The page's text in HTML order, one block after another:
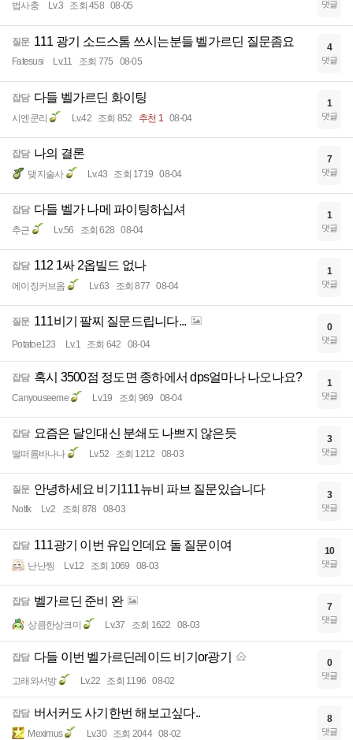
법사충 Lv.3 조회 458 08-05 댓글
질문 111 광기 소드스톰 쓰시는분들 벨가르딘 질문좀요
Fatesusi Lv.11 조회 775 08-05
4
댓글
잡담 다들 벨가르딘 화이팅
시엔쿤리 Lv.42 조회 852 추천 1 08-04
1
댓글
잡담 나의 결론
댖지술사 Lv.43 조회 1719 08-04
7
댓글
잡담 다들 벨가 나메 파이팅하십셔
추근 Lv.56 조회 628 08-04
1
댓글
잡담 112 1싸 2옵빌드 없나
에이징커브옴 Lv.63 조회 877 08-04
1
댓글
질문 111비기 팔찌 질문드립니다...
Potatoe123 Lv.1 조회 642 08-04
0
댓글
잡담 혹시 3500점 정도면 종하에서 dps얼마나 나오나요?
Canyouseeme Lv.19 조회 969 08-04
1
댓글
잡담 요즘은 달인대신 분쇄도 나쁘지 않은듯
떨떠름바나나 Lv.52 조회 1212 08-03
3
댓글
질문 안녕하세요 비기111뉴비 파브 질문있습니다
Nottk Lv.2 조회 878 08-03
3
댓글
잡담 111광기 이번 유입인데요 돌 질문이여
난난찡 Lv.12 조회 1069 08-03
10
댓글
잡담 벨가르딘 준비 완
상큼한상크미 Lv.37 조회 1622 08-03
7
댓글
잡담 다들 이번 벨가르딘레이드 비기or광기
고래와서방 Lv.22 조회 1196 08-02
0
댓글
잡담 버서커도 사기한번 해보고싶다..
Meximus Lv.30 조회 2044 08-02
8
댓글